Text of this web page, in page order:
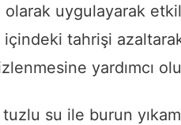
uygulayarak
içindeki tahrişi
yardımcı
su ile burun